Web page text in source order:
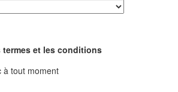
et les conditions
à tout moment